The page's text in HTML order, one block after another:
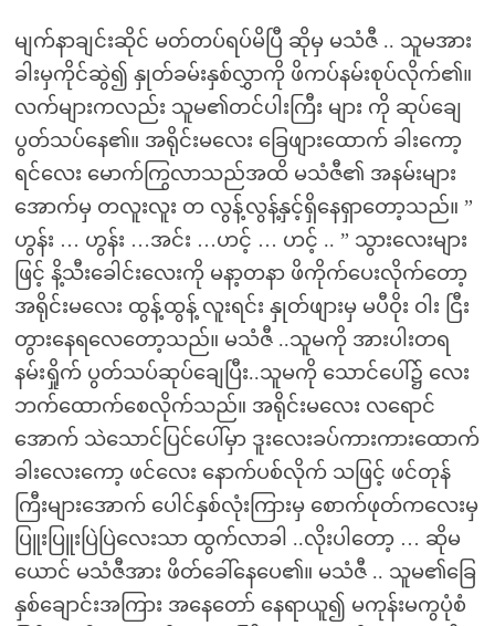
မျက်နာချင်းဆိုင် မတ်တပ်ရပ်မိပြီ ဆိုမှ မသံဇီ .. သူမအား
ခါးမှကိုင်ဆွဲ၍ နှုတ်ခမ်းနှစ်လွှာကို ဖိကပ်နမ်းစုပ်လိုက်၏။
လက်များကလည်း သူမ၏တင်ပါးကြီး များ ကို ဆုပ်ချေ
ပွတ်သပ်နေ၏။ အရိုင်းမလေး ခြေဖျားထောက် ခါးကော့
ရင်လေး မောက်ကြွလာသည်အထိ မသံဇီ၏ အနမ်းများ
အောက်မှ တလူးလူး တ လွန့်လွန့်နှင့်ရှိနေရှာတော့သည်။ ”
ဟွန်း … ဟွန်း …အင်း …ဟင့် … ဟင့် .. ” သွားလေးများ
ဖြင့် နိ့သီးခေါင်းလေးကို မနာ့တနာ ဖိကိုက်ပေးလိုက်တော့
အရိုင်းမလေး ထွန့်ထွန့် လူးရင်း နှုတ်ဖျားမှ မပီဝိုး ဝါး ငြီး
တွားနေရလေတော့သည်။ မသံဇီ ..သူမကို အားပါးတရ
နမ်းရှိုက် ပွတ်သပ်ဆုပ်ချေပြီး..သူမကို သောင်ပေါ်၌ လေး
ဘက်ထောက်စေလိုက်သည်။ အရိုင်းမလေး လရောင်
အောက် သဲသောင်ပြင်ပေါ်မှာ ဒူးလေးခပ်ကားကားထောက်
ခါးလေးကော့ ဖင်လေး နောက်ပစ်လိုက် သဖြင့် ဖင်တုန်
ကြီးများအောက် ပေါင်နှစ်လုံးကြားမှ စောက်ဖုတ်ကလေးမှ
ပြူးပြူးပြဲပြဲလေးသာ ထွက်လာခါ ..လိုးပါတော့ … ဆိုမ
ယောင် မသံဇီအား ဖိတ်ခေါ်နေပေ၏။ မသံဇီ .. သူမ၏ခြေ
နှစ်ချောင်းအကြား အနေတော် နေရာယူ၍ မကုန်းမကွပုံစံ